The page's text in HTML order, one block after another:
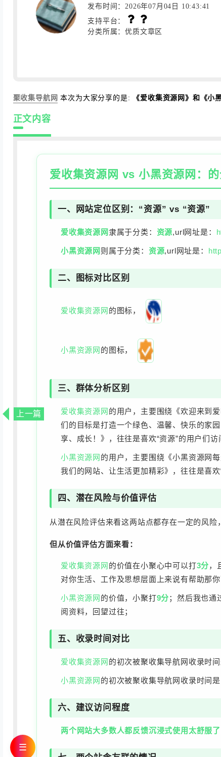
上一篇
发布时间：2026年07月04日 10:43:41
支持平台：
分类所属：优质文章区
聚收集导航网 本次为大家分享的是: 《爱收集资源网》和《小
正文内容
爱收集资源网 vs小黑资源网 ：
一、网站定位区别：“资源” vs “资源”
爱收集资源网隶属于分类： 资源,url网址是：
小黑资源网 则属于分类： 资源,url网址是：
二、图标对比区别
爱收集资源网 的图标，
小黑资源网 的图标，
三、群体分析区别
爱收集资源网 的用户，主要围绕《欢迎来到
们的目标是打造一个绿色、温馨、快乐的家
享、成长！》，往往是喜欢“资源”的用户们访
小黑资源网 的用户，主要围绕《小黑资源网
我们的网站、让生活更加精彩》，往往是喜欢
四、潜在风险与价值评估
从潜在风险评估来看这两站点都存在一定的风
但从价值评估方面来看：
爱收集资源网 的价值在小聚心中可以打3分，
对你生活、工作及思想层面上来说有帮助那
小黑资源网 的价值，小聚打9分；然后我也通
阅资料，回望过往；
五、收录时间对比
爱收集资源网 的初次被聚收集导航网收录时间
小黑资源网 的初次被聚收集导航网收录时间是
六、建议访问程度
两个网站大多数人都反馈沉浸式使用太舒服了
☰